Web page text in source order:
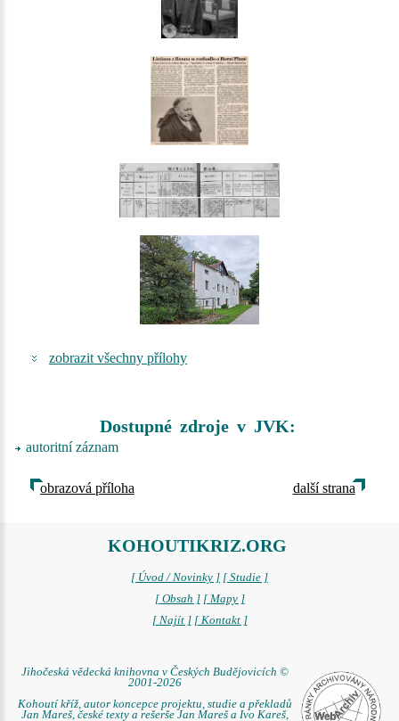
zobrazit všechny přílohy
Dostupné zdroje v JVK:
autoritní záznam
obrazová příloha další strana
KOHOUTIKRIZ.ORG
[ Úvod / Novinky ] [ Studie ]
[ Obsah ] [ Mapy ]
[ Najít ] [ Kontakt ]
Jihočeská vědecká knihovna v Českých Budějovicích ©
2001-2026
Kohoutí kříž, autor koncepce projektu, studie a překladů
Jan Mareš, české texty a rešerše Jan Mareš a Ivo Kareš,